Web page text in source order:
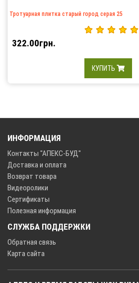
Тротуарная плитка старый город серая 25
322.00грн.
КУПИТЬ
ИНФОРМАЦИЯ
Контакты "АПЕКС-БУД"
Доставка и оплата
Возврат товара
Видеоролики
Сертификаты
Полезная информация
СЛУЖБА ПОДДЕРЖКИ
Обратная связь
Карта сайта